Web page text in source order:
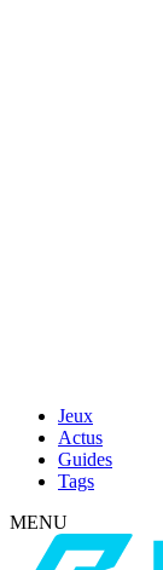
Jeux
Actus
Guides
Tags
MENU